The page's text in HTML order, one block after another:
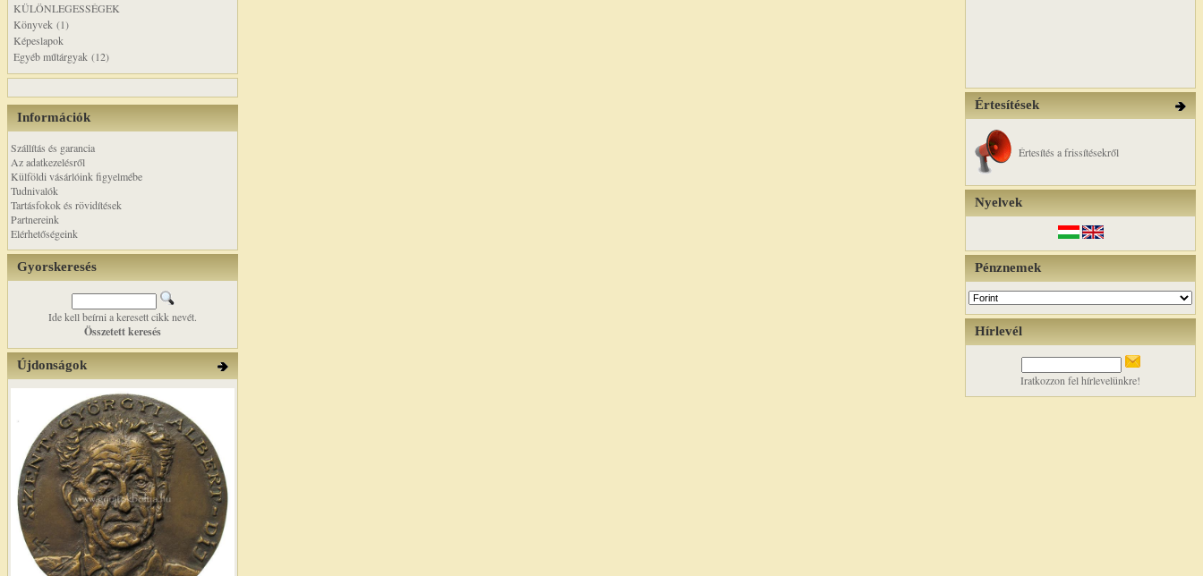
KÜLÖNLEGESSÉGEK
Könyvek (1)
Képeslapok
Egyéb műtárgyak (12)
Információk
Szállítás és garancia
Az adatkezelésről
Külföldi vásárlóink figyelmébe
Tudnivalók
Tartásfokok és rövidítések
Partnereink
Elérhetőségeink
Gyorskeresés
Ide kell beírni a keresett cikk nevét.
Összetett keresés
Újdonságok
Értesítések
Értesítés a frissítésekről
Nyelvek
Pénznemek
Hírlevél
Iratkozzon fel hírlevelünkre!